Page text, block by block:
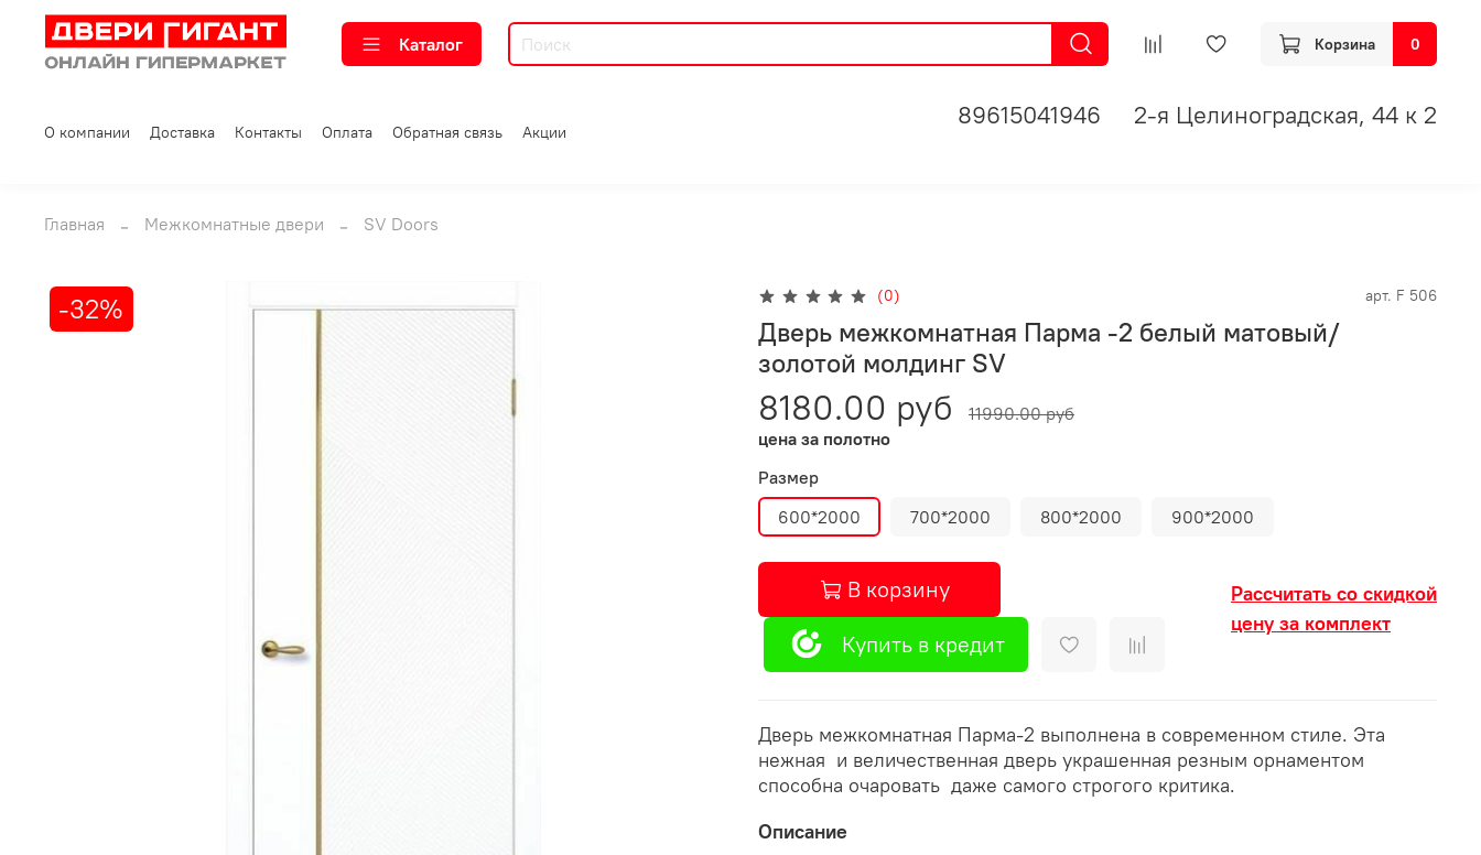
Каталог Корзина 0
О компании Доставка Контакты Оплата Обратная связь Акции
89615041946 2-я Целиноградская, 44 к 2
Главная Межкомнатные двери SV Doors
-32% (0) арт. F 506
Дверь межкомнатная Парма -2 белый матовый/
золотой молдинг SV
8180.00 руб
11990.00 руб
цена за полотно
Размер
600*2000
700*2000 800*2000 900*2000
В корзину
Купить в кредит
Рассчитать со скидкой
цену за комплект
Дверь межкомнатная Парма-2 выполнена в современном стиле. Эта
нежная и величественная дверь украшенная резным орнаментом
способна очаровать даже самого строгого критика.
Описание